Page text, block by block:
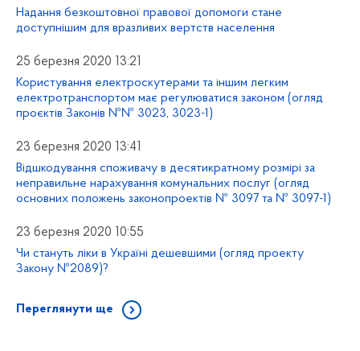
Надання безкоштовної правової допомоги стане
доступнішим для вразливих вертств населення
25 березня 2020 13:21
Користування електроскутерами та іншим легким
електротранспортом має регулюватися законом (огляд
проєктів Законів №№ 3023, 3023-1)
23 березня 2020 13:41
Відшкодування споживачу в десятикратному розмірі за
неправильне нарахування комунальних послуг (огляд
основних положень законопроектів № 3097 та № 3097-1)
23 березня 2020 10:55
Чи стануть ліки в Україні дешевшими (огляд проекту
Закону №2089)?
Переглянути ще